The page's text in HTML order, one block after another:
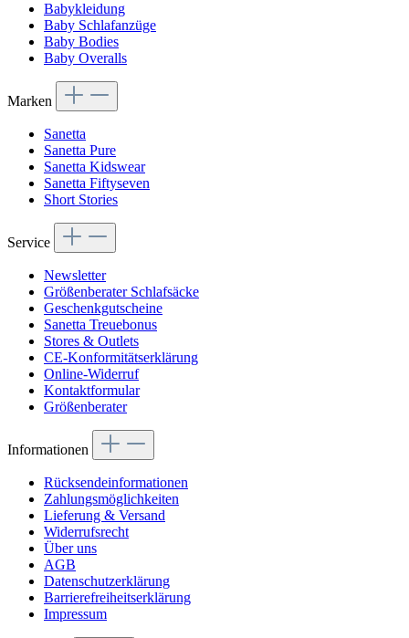
Babykleidung
Baby Schlafanzüge
Baby Bodies
Baby Overalls
Marken
Sanetta
Sanetta Pure
Sanetta Kidswear
Sanetta Fiftyseven
Short Stories
Service
Newsletter
Größenberater Schlafsäcke
Geschenkgutscheine
Sanetta Treuebonus
Stores & Outlets
CE-Konformitätserklärung
Online-Widerruf
Kontaktformular
Größenberater
Informationen
Rücksendeinformationen
Zahlungsmöglichkeiten
Lieferung & Versand
Widerrufsrecht
Über uns
AGB
Datenschutzerklärung
Barrierefreiheitserklärung
Impressum